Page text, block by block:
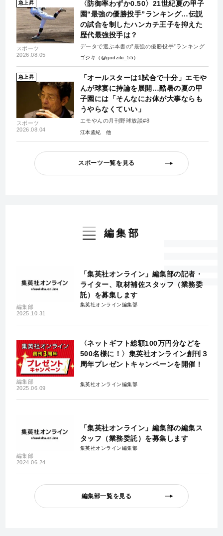
急上昇
スポーツ
2026.08.05
〈防御率わずか0.50〉21世紀夏の甲子
園“最強の優勝投手”ランキング…伝説
の試合を制したハンカチ王子を抑えた
歴代最強投手は？
データで選ぶ本書の”最強の優勝投手”ランキング
ゴジキ（@godziki_55）
急上昇
スポーツ
2026.08.04
「オールスターは1試合で十分」エモや
んが球宴に持論を展開…酷暑の夏の甲
子園には「そんなにお体が大事ならも
うやらなくていい」
エモやんの月刊野球放談#8
江本孟紀
スポーツ一覧を見る
編集部
編集部
2025.10.31
「集英社オンライン」編集部の記者・
ライター、取材補佐スタッフ（業務委
託）を募集します
集英社オンライン編集部
編集部
2025.06.09
〈ネットギフト総額100万円分などを
500名様に！〉集英社オンライン創刊３
周年プレゼントキャンペーンを開催！
集英社オンライン編集部
編集部
2024.06.24
「集英社オンライン」編集部の編集ス
タッフ（業務委託）を募集します
集英社オンライン編集部
編集部一覧を見る